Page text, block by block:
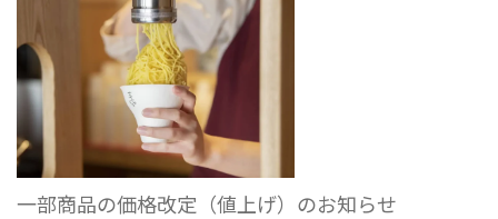
一部商品の価格改定（値上げ）のお知らせ